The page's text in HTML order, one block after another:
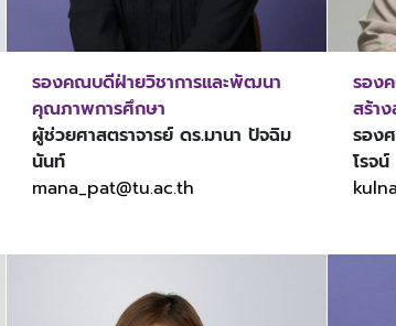
รองคณบดีฝ่ายวิชาการและพัฒนา
คุณภาพการศึกษา
ผู้ช่วยศาสตราจารย์ ดร.มานา ปัจฉิม
นันท์
mana_pat@tu.ac.th
รอง
สร้า
รอง
โรจน์